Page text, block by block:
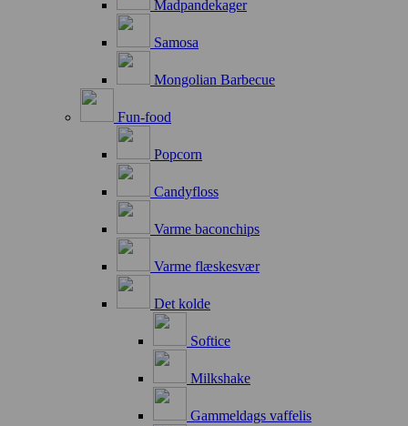
Madpandekager
Samosa
Mongolian Barbecue
Fun-food
Popcorn
Candyfloss
Varme baconchips
Varme flæskesvær
Det kolde
Softice
Milkshake
Gammeldags vaffelis